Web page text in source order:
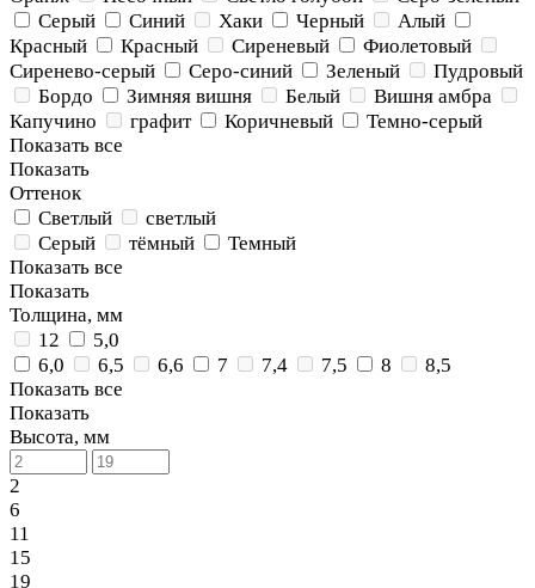
Серый
Синий Хаки Черный
Алый
Красный
Красный Сиреневый
Фиолетовый
Сиренево-серый
Серо-синий Зеленый
Пудровый
Бордо
Зимняя вишня Белый
Вишня амбра
Капучино
графит Коричневый
Темно-серый
Показать все
Показать
Оттенок
Светлый
светлый
Серый
тёмный
Темный
Показать все
Показать
Толщина, мм
12
5,0
6,0
6,5 6,6 7 7,4 7,5 8
8,5
Показать все
Показать
Высота, мм
2
6
11
15
19